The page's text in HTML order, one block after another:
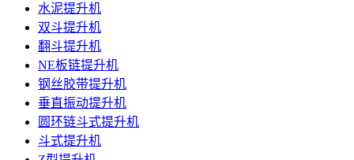
水泥提升机
双斗提升机
翻斗提升机
NE板链提升机
钢丝胶带提升机
垂直振动提升机
圆环链斗式提升机
斗式提升机